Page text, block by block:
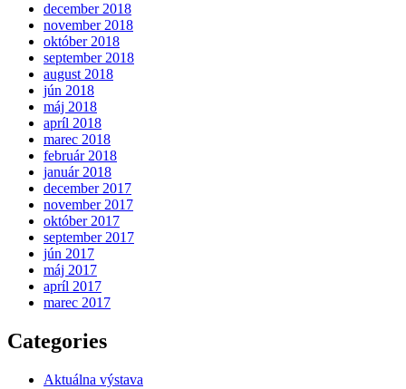
december 2018
november 2018
október 2018
september 2018
august 2018
jún 2018
máj 2018
apríl 2018
marec 2018
február 2018
január 2018
december 2017
november 2017
október 2017
september 2017
jún 2017
máj 2017
apríl 2017
marec 2017
Categories
Aktuálna výstava